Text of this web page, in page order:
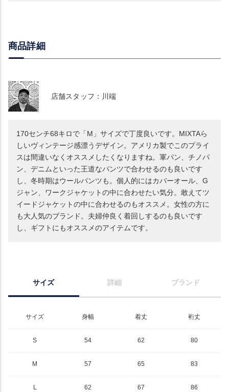
商品詳細
店舗スタッフ：川端
170センチ68キロで「M」サイズで丁度良いです。MIXTAら
しいヴィンテージ感漂うデザイン。アメリカ製でこのプライ
スは間違いなくオススメしたくなりますね。軍パン、チノパ
ン、デニムといった王道なパンツで合わせるのも良いです
し、冬時期はウールパンツも。個人的にはカバーオール、G
ジャン、ワークジャケットの中に合わせたい気分。敢えてツ
イードジャケットの中に合わせるのもオススメ。女性の方に
も大人気のブランド。夫婦仲良く着回しするのも良いです
し、ギフトにもオススメのアイテムです。
サイズ 詳細 ブランド
サイズ 身幅 着丈 裄丈
S 54 62 80
M 57 65 83
L 62 67 86